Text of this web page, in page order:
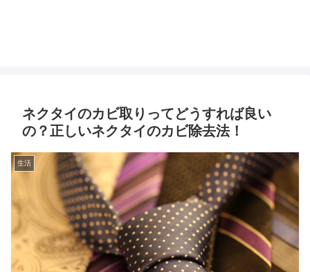
ネクタイのカビ取りってどうすれば良い
の？正しいネクタイのカビ除去法！
生活